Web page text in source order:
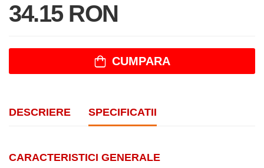
34.15 RON
CUMPARA
DESCRIERE SPECIFICATII
CARACTERISTICI GENERALE